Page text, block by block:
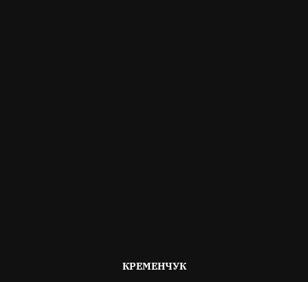
ОПУБЛІКОВАНО
КРЕМЕНЧУК